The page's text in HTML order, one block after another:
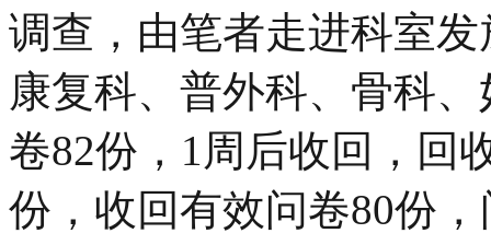
调查，由笔者走进科室
康复科、普外科、骨科
卷82份，1周后收回，回
份，收回有效问卷80份